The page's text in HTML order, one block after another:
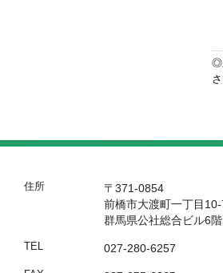
◎
さ
住所
〒371-0854
前橋市大渡町一丁目10-
群馬県公社総合ビル6階
TEL 027-280-6257